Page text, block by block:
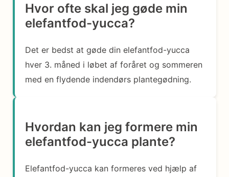
Hvor ofte skal jeg gøde min
elefantfod-yucca?
Det er bedst at gøde din elefantfod-yucca
hver 3. måned i løbet af foråret og sommeren
med en flydende indendørs plantegødning.
Hvordan kan jeg formere min
elefantfod-yucca plante?
Elefantfod-yucca kan formeres ved hjælp af